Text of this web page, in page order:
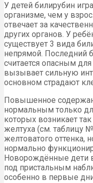
У детей билирубин
организме, чем у
отвечает за
других органов. У
существует 3 вида
непрямой. Последний
считается опасным
вызывает сильную
основном страдают
Повышенное
нормальным только
которых возникает
желтуха (см. таблицу
желтоватого оттенка,
нормально
Новорождённые дети
под пристальным
особенно в первые